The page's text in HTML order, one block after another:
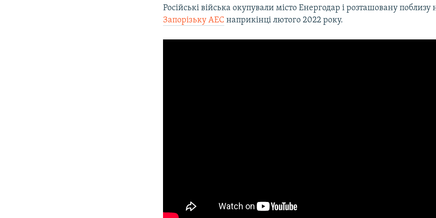
Російські війська окупували місто Енергодар і розташовану поблизу
Запорізьку АЕС наприкінці лютого 2022 року.